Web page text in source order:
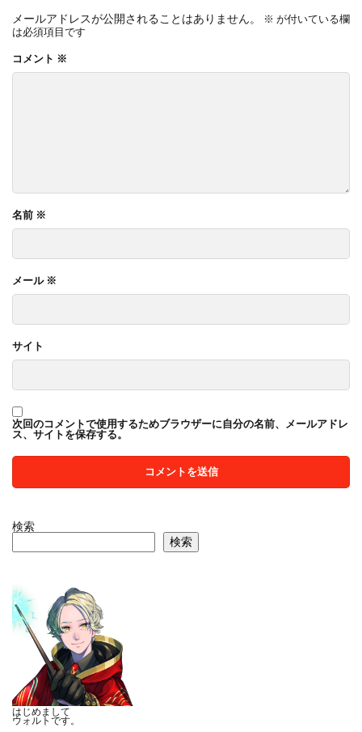
メールアドレスが公開されることはありません。 ※ が付いている欄
は必須項目です
コメント ※
名前 ※
メール ※
サイト
次回のコメントで使用するためブラウザーに自分の名前、メールアドレ
ス、サイトを保存する。
検索
検索
はじめまして
ウォルトです。